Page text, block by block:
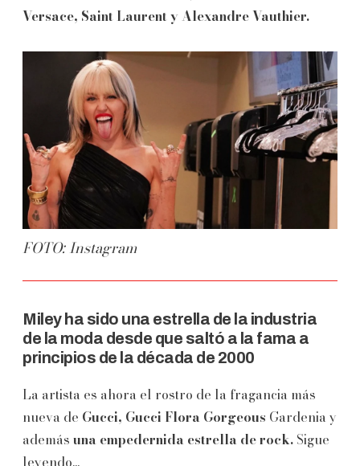
Versace, Saint Laurent y Alexandre Vauthier.
FOTO: Instagram
Miley ha sido una estrella de la industria
de la moda desde que saltó a la fama a
principios de la década de 2000
La artista es ahora el rostro de la fragancia más
nueva de Gucci, Gucci Flora Gorgeous Gardenia y
además una empedernida estrella de rock. Sigue
leyendo...